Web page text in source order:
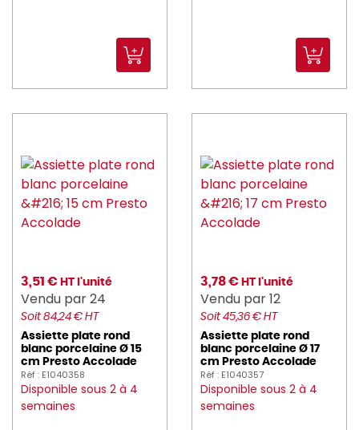
3,51 € HT l'unité
Vendu par 24
Soit 84,24 € HT
Assiette plate rond
blanc porcelaine Ø 15
cm Presto Accolade
Réf : E1040358
Disponible sous 2 à 4
semaines
3,78 € HT l'unité
Vendu par 12
Soit 45,36 € HT
Assiette plate rond
blanc porcelaine Ø 17
cm Presto Accolade
Réf : E1040357
Disponible sous 2 à 4
semaines